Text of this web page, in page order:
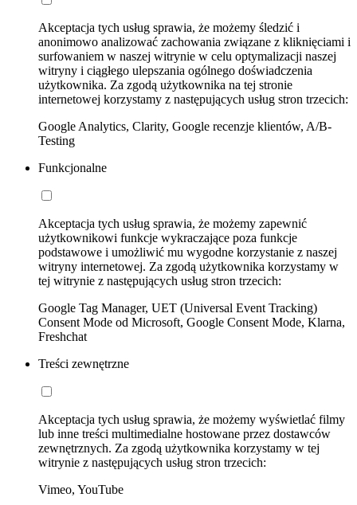
Akceptacja tych usług sprawia, że możemy śledzić i
anonimowo analizować zachowania związane z kliknięciami i
surfowaniem w naszej witrynie w celu optymalizacji naszej
witryny i ciągłego ulepszania ogólnego doświadczenia
użytkownika. Za zgodą użytkownika na tej stronie
internetowej korzystamy z następujących usług stron trzecich:
Google Analytics, Clarity, Google recenzje klientów, A/B-
Testing
Funkcjonalne
Akceptacja tych usług sprawia, że możemy zapewnić
użytkownikowi funkcje wykraczające poza funkcje
podstawowe i umożliwić mu wygodne korzystanie z naszej
witryny internetowej. Za zgodą użytkownika korzystamy w
tej witrynie z następujących usług stron trzecich:
Google Tag Manager, UET (Universal Event Tracking)
Consent Mode od Microsoft, Google Consent Mode, Klarna,
Freshchat
Treści zewnętrzne
Akceptacja tych usług sprawia, że możemy wyświetlać filmy
lub inne treści multimedialne hostowane przez dostawców
zewnętrznych. Za zgodą użytkownika korzystamy w tej
witrynie z następujących usług stron trzecich:
Vimeo, YouTube